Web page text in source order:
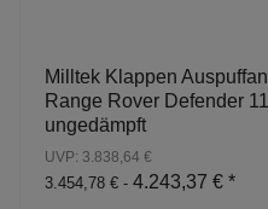
Milltek Klappen
Range Rover Defender
ungedämpft
UVP: 3.838,64 €
3.454,78 € - 4.243,37 € *